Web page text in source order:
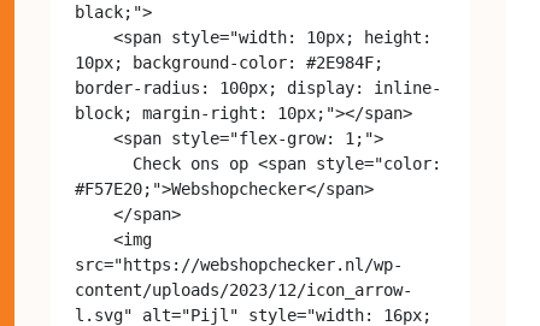
black;">
10px; background-color: #2E984F;
border-radius: 100px; display: inline-
block; margin-right: 10px;"></span>
#F57E20;">Webshopchecker</span>
src="https://webshopchecker.nl/wp-
content/uploads/2023/12/icon_arrow-
l.svg" alt="Pijl" style="width: 16px;